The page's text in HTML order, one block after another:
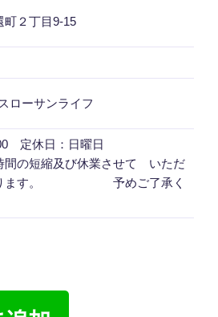
町２丁目9-15
ローサンライフ
定休日：日曜日
間の短縮及び休業させて いただ
ります。 予めご了承く